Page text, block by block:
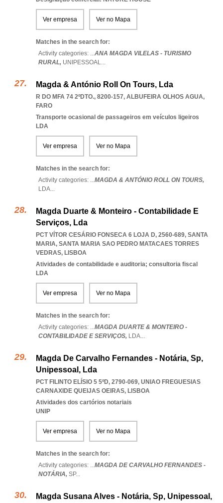
Ver empresa Ver no Mapa
Matches in the search for:
Activity categories: ...ANA MAGDA VILELAS - TURISMO
RURAL, UNIPESSOAL...
Magda & António Roll On Tours, Lda
R DO MFA 74 2ºDTO., 8200-157, ALBUFEIRA OLHOS AGUA,
FARO
Transporte ocasional de passageiros em veículos ligeiros
LDA
Ver empresa Ver no Mapa
Matches in the search for:
Activity categories: ...MAGDA & ANTÓNIO ROLL ON TOURS,
LDA...
Magda Duarte & Monteiro - Contabilidade E
Serviços, Lda
PCT VÍTOR CESÁRIO FONSECA 6 LOJA D, 2560-689, SANTA
MARIA, SANTA MARIA SAO PEDRO MATACAES TORRES
VEDRAS, LISBOA
Atividades de contabilidade e auditoria; consultoria fiscal
LDA
Ver empresa Ver no Mapa
Matches in the search for:
Activity categories: ...MAGDA DUARTE & MONTEIRO -
CONTABILIDADE E SERVIÇOS, LDA...
Magda De Carvalho Fernandes - Notária, Sp,
Unipessoal, Lda
PCT FILINTO ELÍSIO 5 5ºD, 2790-069, UNIAO FREGUESIAS
CARNAXIDE QUEIJAS OEIRAS, LISBOA
Atividades dos cartórios notariais
UNIP
Ver empresa Ver no Mapa
Matches in the search for:
Activity categories: ...MAGDA DE CARVALHO FERNANDES -
NOTÁRIA, SP...
Magda Susana Alves - Notária, Sp, Unipessoal,